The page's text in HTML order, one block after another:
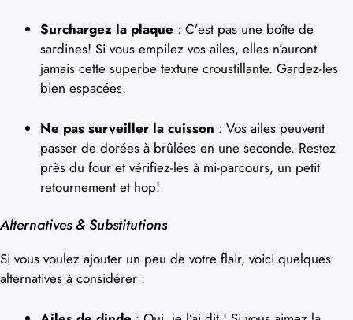
Surchargez la plaque : C’est pas une boîte de
sardines! Si vous empilez vos ailes, elles n’auront
jamais cette superbe texture croustillante. Gardez-les
bien espacées.
Ne pas surveiller la cuisson : Vos ailes peuvent
passer de dorées à brûlées en une seconde. Restez
près du four et vérifiez-les à mi-parcours, un petit
retournement et hop!
Alternatives & Substitutions
Si vous voulez ajouter un peu de votre flair, voici quelques
alternatives à considérer :